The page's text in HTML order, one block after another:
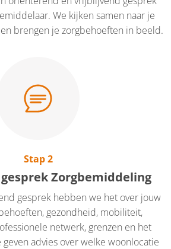
We kijken samen naar je
brengen je zorgbehoeften in beeld.
Stap 2
Zorgbemiddeling
gesprek hebben we het over jouw
gezondheid, mobiliteit,
netwerk, grenzen en het
advies over welke woonlocatie